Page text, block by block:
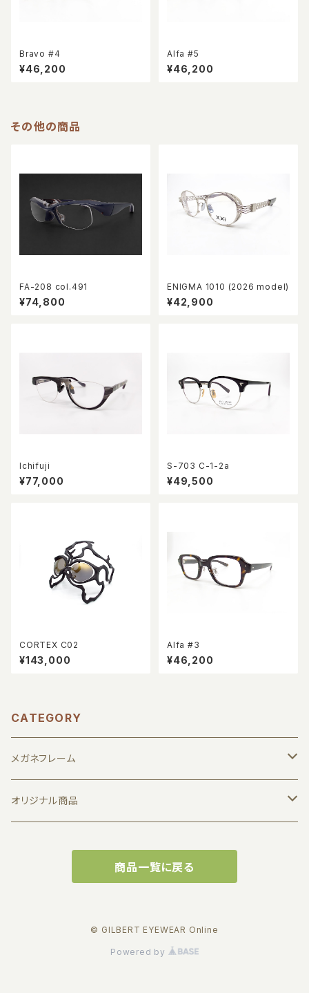
Bravo #4
¥46,200
Alfa #5
¥46,200
その他の商品
FA-208 col.491
¥74,800
ENIGMA 1010 (2026 model)
¥42,900
Ichifuji
¥77,000
S-703 C-1-2a
¥49,500
CORTEX C02
¥143,000
Alfa #3
¥46,200
CATEGORY
メガネフレーム
1011 by JUN KOGA
Albert I'mstein
BJ CLASSIC COLLECTION
オリジナル商品
実店舗で使えるお得な商品券
商品一覧に戻る
© GILBERT EYEWEAR Online
Powered by